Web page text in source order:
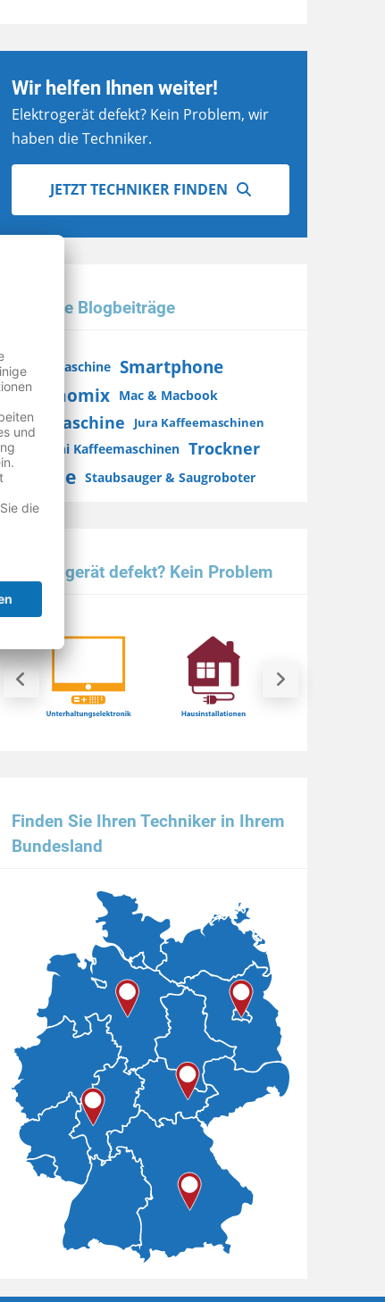
Wir helfen Ihnen weiter!
Elektrogerät defekt? Kein Problem, wir
haben die Techniker.
JETZT TECHNIKER FINDEN
Beliebte Blogbeiträge
Waschmaschine Smartphone
Thermomix Mac & Macbook
Spülmaschine Jura Kaffeemaschinen
DeLonghi Kaffeemaschinen Trockner
iPhone Staubsauger & Saugroboter
Elektrogerät defekt? Kein Problem
Finden Sie Ihren Techniker in Ihrem
Bundesland